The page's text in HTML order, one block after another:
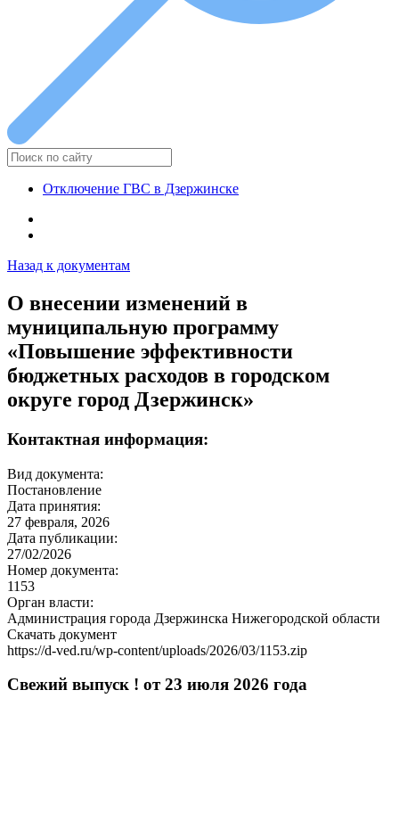
Отключение ГВС в Дзержинске
Назад к документам
О внесении изменений в
муниципальную программу
«Повышение эффективности
бюджетных расходов в городском
округе город Дзержинск»
Контактная информация:
Вид документа:
Постановление
Дата принятия:
27 февраля, 2026
Дата публикации:
27/02/2026
Номер документа:
1153
Орган власти:
Администрация города Дзержинска Нижегородской области
Скачать документ
https://d-ved.ru/wp-content/uploads/2026/03/1153.zip
Свежий выпуск ! от 23 июля 2026 года